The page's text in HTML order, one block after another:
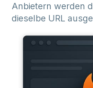
Anbietern werden
dieselbe URL